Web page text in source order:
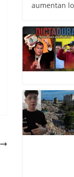
aumentan